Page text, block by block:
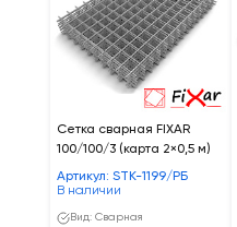
Сетка сварная FIXAR
100/100/3 (карта 2×0,5 м)
Артикул: STK-1199/РБ
В наличии
Вид: Сварная